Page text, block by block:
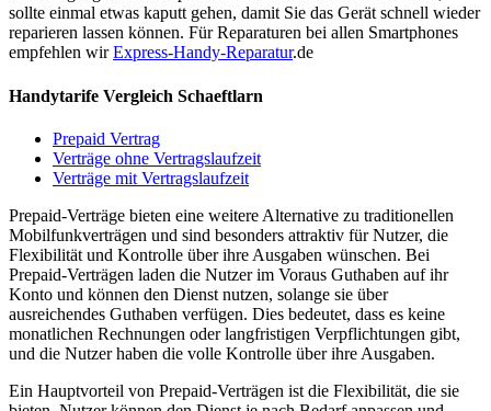
sollte einmal etwas kaputt gehen, damit Sie das Gerät schnell wieder
reparieren lassen können. Für Reparaturen bei allen Smartphones
empfehlen wirExpress-Handy-Reparatur.de
Handytarife Vergleich Schaeftlarn
Prepaid Vertrag
Verträge ohne Vertragslaufzeit
Verträge mit Vertragslaufzeit
Prepaid-Verträge bieten eine weitere Alternative zu traditionellen
Mobilfunkverträgen und sind besonders attraktiv für Nutzer, die
Flexibilität und Kontrolle über ihre Ausgaben wünschen. Bei
Prepaid-Verträgen laden die Nutzer im Voraus Guthaben auf ihr
Konto und können den Dienst nutzen, solange sie über
ausreichendes Guthaben verfügen. Dies bedeutet, dass es keine
monatlichen Rechnungen oder langfristigen Verpflichtungen gibt,
und die Nutzer haben die volle Kontrolle über ihre Ausgaben.
Ein Hauptvorteil von Prepaid-Verträgen ist die Flexibilität, die sie